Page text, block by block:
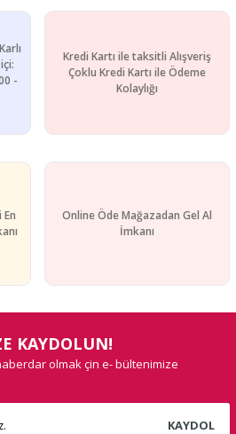
-
Kredi Kartı ile taksitli Alışveriş
Çoklu Kredi Kartı ile Ödeme
Kolaylığı
Online Öde Mağazadan Gel Al
İmkanı
KAYDOLUN!
olmak çin e- bültenimize
KAYDOL